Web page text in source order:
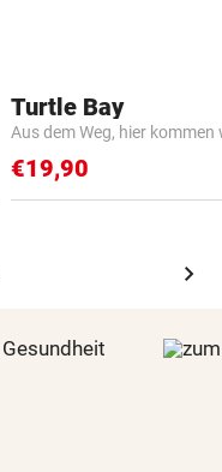
Turtle Bay
Aus dem Weg, hier kommen
€19,90
chevron_right